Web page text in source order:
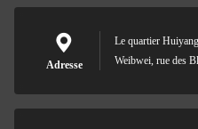
Adresse
Le quartier
Weibwei, rue des